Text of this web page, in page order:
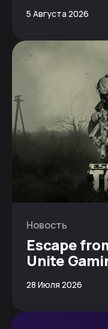
5 Августа 2026
Новость
Escape
Unite
28 Июля 2026